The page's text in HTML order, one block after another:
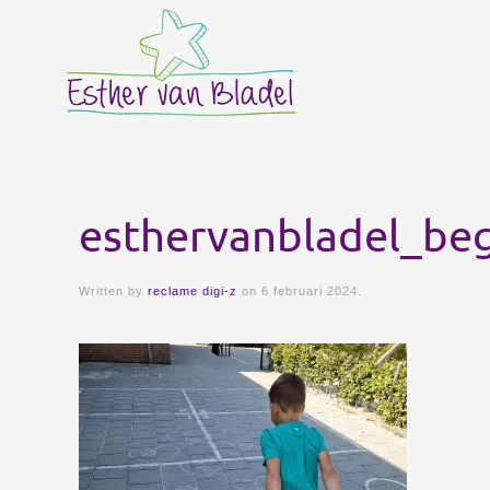
Skip to main content
Written by reclame digi-z on 6 februari 2024